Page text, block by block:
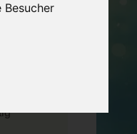
Besucher